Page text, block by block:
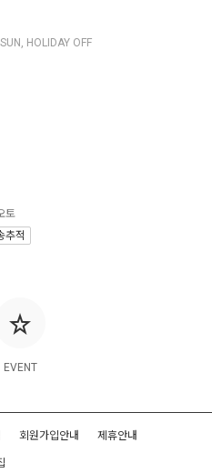
HOLIDAY OFF
EVENT
토
추적
회원가입안내 제휴안내